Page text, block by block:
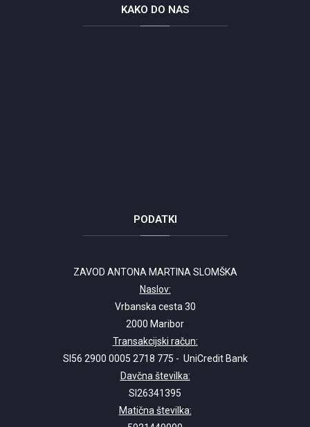
KAKO DO NAS
PODATKI
ZAVOD ANTONA MARTINA SLOMŠKA
Naslov:
Vrbanska cesta 30
2000 Maribor
Transakcijski račun:
SI56 2900 0005 2718 775 - UniCredit Bank
Davčna številka:
SI26341395
Matična številka: